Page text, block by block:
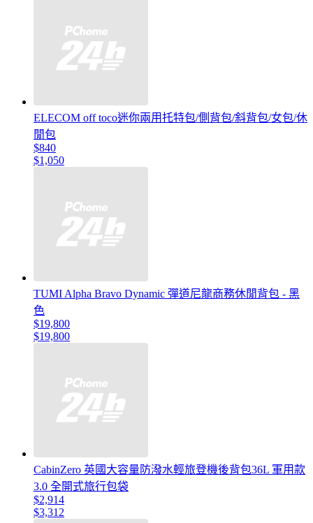
ELECOM off toco迷你兩用托特包/側背包/斜背包/女包/休
閒包
$840
$1,050
TUMI Alpha Bravo Dynamic 彈道尼龍商務休閒背包 - 黑
色
$19,800
$19,800
CabinZero 英國大容量防潑水輕旅登機後背包36L 軍用款
3.0 全開式旅行包袋
$2,914
$3,312